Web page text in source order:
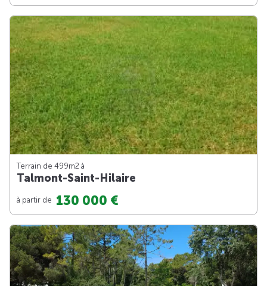
Terrain de 499m2 à
Talmont-Saint-Hilaire
à partir de 130 000 €